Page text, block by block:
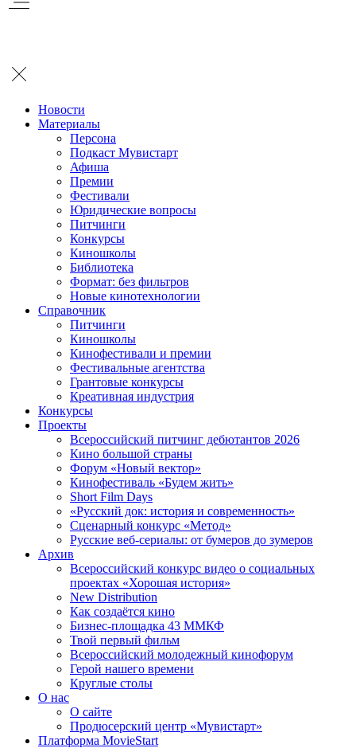
Новости
Материалы
Персона
Подкаст Мувистарт
Афиша
Премии
Фестивали
Юридические вопросы
Питчинги
Конкурсы
Киношколы
Библиотека
Формат: без фильтров
Новые кинотехнологии
Справочник
Питчинги
Киношколы
Кинофестивали и премии
Фестивальные агентства
Грантовые конкурсы
Креативная индустрия
Конкурсы
Проекты
Всероссийский питчинг дебютантов 2026
Кино большой страны
Форум «Новый вектор»
Кинофестиваль «Будем жить»
Short Film Days
«Русский док: история и современность»
Сценарный конкурс «Метод»
Русские веб-сериалы: от бумеров до зумеров
Архив
Всероссийский конкурс видео о социальных
проектах «Хорошая история»
New Distribution
Как создаётся кино
Бизнес-площадка 43 ММКФ
Твой первый фильм
Всероссийский молодежный кинофорум
Герой нашего времени
Круглые столы
О нас
О сайте
Продюсерский центр «Мувистарт»
Платформа MovieStart